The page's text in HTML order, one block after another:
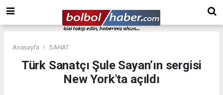
Anasayfa SANAT
Türk Sanatçı Şule Sayan’ın sergisi
New York'ta açıldı